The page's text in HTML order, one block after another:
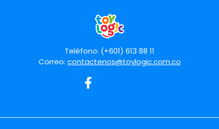
Teléfono: (+601) 613 88 11
Correo: contactenos@toylogic.com.co